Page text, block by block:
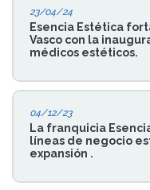
23/04/24
Esencia Estética
Vasco con la
médicos estéticos.
04/12/23
La franquicia
líneas de negocio
expansión .